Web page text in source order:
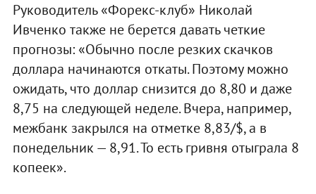
Руководитель «Форекс-клуб» Николай
Ивченко также не берется давать четкие
прогнозы: «Обычно после резких скачков
доллара начинаются откаты. Поэтому можно
ожидать, что доллар снизится до 8,80 и даже
8,75 на следующей неделе. Вчера, например,
межбанк закрылся на отметке 8,83/$, а в
понедельник — 8,91. То есть гривня отыграла 8
копеек».